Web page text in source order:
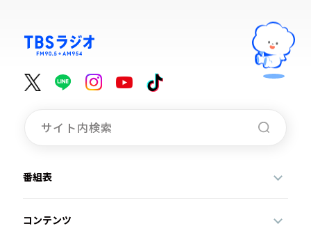
番組表
コンテンツ